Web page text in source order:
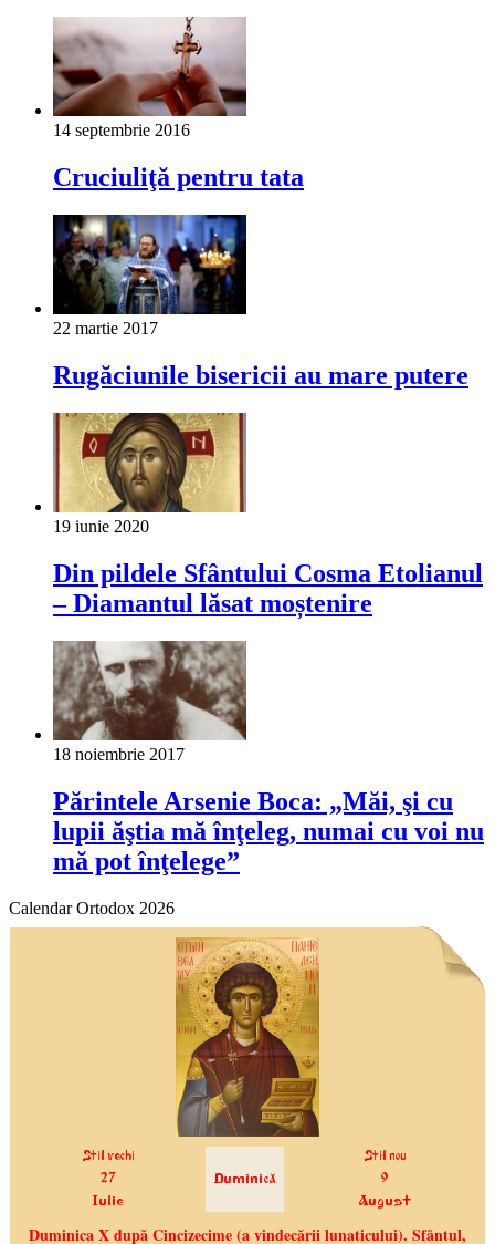
14 septembrie 2016
Cruciuliţă pentru tata
22 martie 2017
Rugăciunile bisericii au mare putere
19 iunie 2020
Din pildele Sfântului Cosma Etolianul
– Diamantul lăsat moștenire
18 noiembrie 2017
Părintele Arsenie Boca: „Măi, şi cu
lupii ăştia mă înţeleg, numai cu voi nu
mă pot înţelege”
Calendar Ortodox 2026